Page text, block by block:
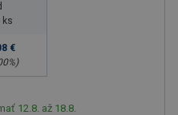
ks
€
%)
12.8. až 18.8.